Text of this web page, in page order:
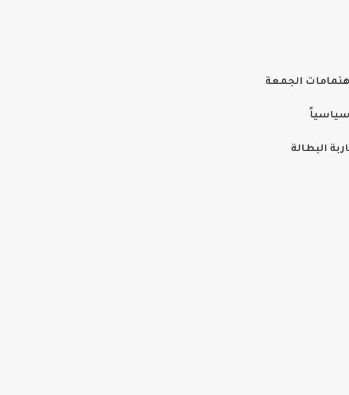
الجمعة
سياسياً